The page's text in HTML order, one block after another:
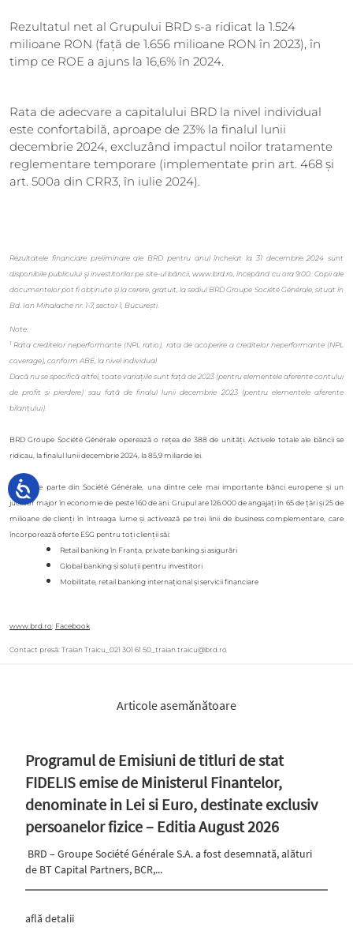
Rezultatul net al Grupului BRD s-a ridicat la 1.524
milioane RON (față de 1.656 milioane RON în 2023), în
timp ce ROE a ajuns la 16,6% în 2024.
Rata de adecvare a capitalului BRD la nivel individual
este confortabilă, aproape de 23% la finalul lunii
decembrie 2024, excluzând impactul noilor tratamente
reglementare temporare (implementate prin art. 468 și
art. 500a din CRR3, în iulie 2024).
Rezultatele financiare preliminare ale BRD pentru anul încheiat la 31 decembrie 2024 sunt
disponibile publicului și investitorilor pe site-ul băncii, www.brd.ro, începând cu ora 9:00. Copii ale
documentelor pot fi obținute și la cerere, gratuit, la sediul BRD Groupe Société Générale, situat în
Bd. Ion Mihalache nr. 1-7,sector 1, București.
Note:
1 Rata creditelor neperformante (NPL ratio), rata de acoperire a creditelor neperformante (NPL
coverage), conform ABE, la nivel individual
Dacă nu se specifică altfel, toate variațiile sunt față de 2023 (pentru elementele aferente contului
de profit și pierdere) sau față de finalul lunii decembrie 2023 (pentru elementele aferente
bilanțului).
BRD Groupe Société Générale operează o rețea de 388 de unități. Activele totale ale băncii se
ridicau, la finalul lunii decembrie 2024, la 85,9 miliarde lei.
BRD face parte din Société Générale, una dintre cele mai importante bănci europene și un
jucător major în economie de peste 160 de ani. Grupul are 126.000 de angajați în 65 de țări și 25 de
milioane de clienți în întreaga lume și activează pe trei linii de business complementare, care
încorporează oferte ESG pentru toți clienții săi:
Retail banking în Franța, private banking și asigurări
Global banking și soluții pentru investitori
Mobilitate, retail banking internațional și servicii financiare
www.brd.ro; Facebook
Contact presă: Traian Traicu_021 301 61 50_traian.traicu@brd.ro
Articole asemănătoare
Programul de Emisiuni de titluri de stat
FIDELIS emise de Ministerul Finantelor,
denominate in Lei si Euro, destinate exclusiv
persoanelor fizice – Editia August 2026
BRD – Groupe Société Générale S.A. a fost desemnată, alături
de BT Capital Partners, BCR,...
află detalii